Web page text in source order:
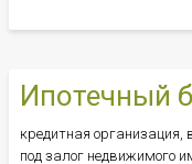
Ипотечный
кредитная
под залог недвижимого